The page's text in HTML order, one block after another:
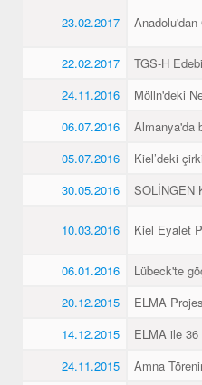
23.02.2017
22.02.2017
TGS-H
24.11.2016
Mölln'deki
06.07.2016
Almanya'da
05.07.2016
Kiel’deki
30.05.2016
SOLİNGEN
10.03.2016 Kiel Eyalet
06.01.2016
Lübeck'te
20.12.2015
ELMA
14.12.2015
ELMA ile
24.11.2015
Amna